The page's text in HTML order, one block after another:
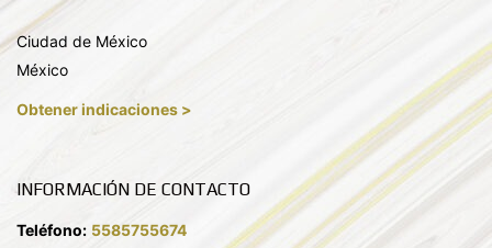
Ciudad de México
México
Obtener indicaciones >
INFORMACIÓN DE CONTACTO
Teléfono: 5585755674